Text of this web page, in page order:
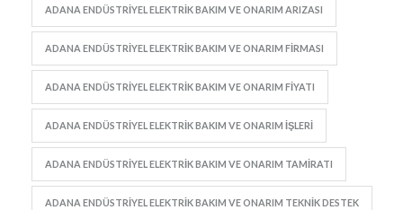
ADANA ENDÜSTRIYEL ELEKTRIK BAKIM VE ONARIM ARIZASI
ADANA ENDÜSTRIYEL ELEKTRIK BAKIM VE ONARIM FIRMASI
ADANA ENDÜSTRIYEL ELEKTRIK BAKIM VE ONARIM FIYATI
ADANA ENDÜSTRIYEL ELEKTRIK BAKIM VE ONARIM IŞLERI
ADANA ENDÜSTRIYEL ELEKTRIK BAKIM VE ONARIM TAMIRATI
ADANA ENDÜSTRIYEL ELEKTRIK BAKIM VE ONARIM TEKNIK DESTEK